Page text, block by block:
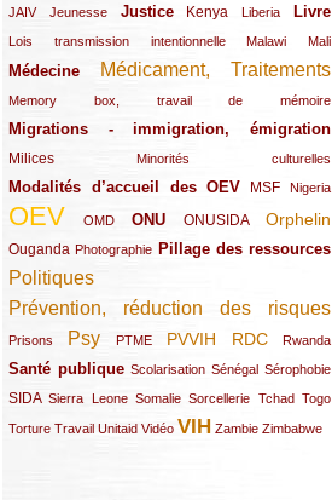
JAIV
(10/289)Jeunesse
(21/289) Justice
(65/289) Kenya
(35/289) Liberia
(25/289) Livre
(62/289)
Lois transmission intentionnelle
(24/289) Malawi
(11/289) Mali
(21/289)
Médecine
(62/289) Médicament, Traitements
(142/289)
Memory box, travail de mémoire
(11/289)
Migrations - immigration, émigration
(67/289)
Milices
(34/289) Minorités culturelles
(15/289)
Modalités d’accueil des OEV
(58/289) MSF
(54/289) Nigeria
(27/289)
OEV
(269/289) OMD
(26/289) ONU
(58/289) ONUSIDA
(44/289) Orphelin
(112/289)
Ouganda
(29/289) Photographie
(27/289) Pillage des ressources
(77/289)
Politiques
(120/289)
Prévention, réduction des risques
(131/289)
Prisons
(22/289) Psy
(119/289) PTME
(12/289) PVVIH
(111/289) RDC
(104/289) Rwanda
(23/289)
Santé publique
(59/289) Scolarisation
(9/289) Sénégal
(13/289) Sérophobie
(19/289)
SIDA
(29/289)Sierra Leone
(13/289) Somalie
(12/289) Sorcellerie
(19/289) Tchad
(10/289) Togo
(15/289)
Torture
(17/289)Travail
(21/289) Unitaid
(26/289) Vidéo
(23/289) VIH
(154/289) Zambie
(12/289) Zimbabwe
(21/289)